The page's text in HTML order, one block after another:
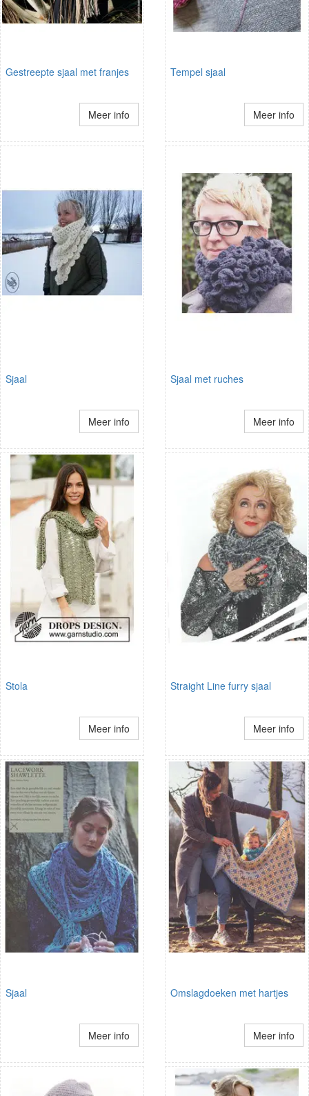
Gestreepte sjaal met franjes
Meer info
Tempel sjaal
Meer info
Sjaal
Meer info
Sjaal met ruches
Meer info
Stola
Meer info
Straight Line furry sjaal
Meer info
Sjaal
Meer info
Omslagdoeken met hartjes
Meer info